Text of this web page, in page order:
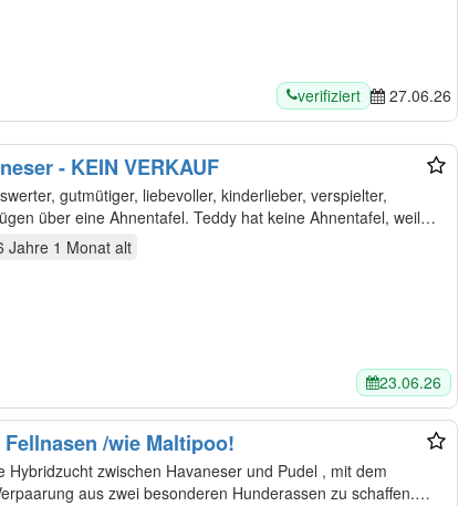
verifiziert 27.06.26
- KEIN VERKAUF
gutmütiger, liebevoller, kinderlieber, verspielter,
über eine Ahnentafel. Teddy hat keine Ahnentafel, weil…
Jahre 1 Monat alt
23.06.26
/wie Maltipoo!
aus zwei besonderen Hunderassen zu schaffen.